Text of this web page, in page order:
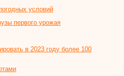
условий
первого урожая
в 2023 году более 100